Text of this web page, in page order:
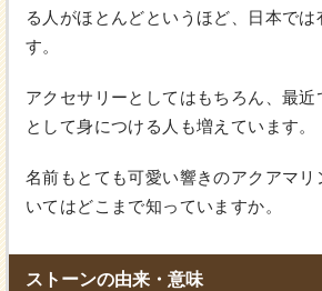
る人がほとんどというほど、日本では
す。
アクセサリーとしてはもちろん、最
として身につける人も増えています。
名前もとても可愛い響きのアクアマリ
いてはどこまで知っていますか。
ストーンの由来・意味